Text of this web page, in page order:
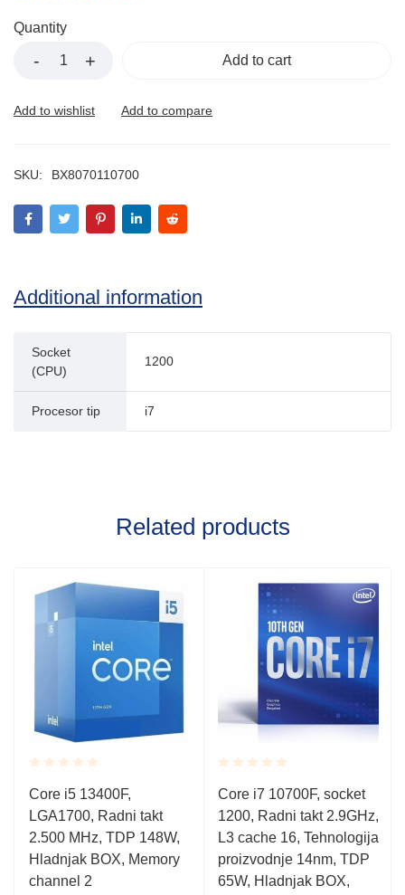
Quantity
Add to cart
SKU: BX8070110700
Additional information
Socket
(CPU)
1200
Procesor tip i7
Related products
Rated
0.001
out
of
5
Core i5 13400F,
LGA1700, Radni takt
2.500 MHz, TDP 148W,
Hladnjak BOX, Memory
channel 2
Rated
0.001
out
of
5
Core i7 10700F, socket
1200, Radni takt 2.9GHz,
L3 cache 16, Tehnologija
proizvodnje 14nm, TDP
65W, Hladnjak BOX,